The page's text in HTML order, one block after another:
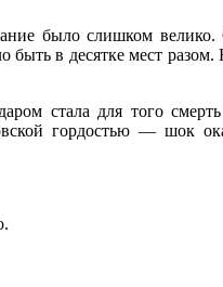
было слишком
быть в десятке мест разом.
стала для того
гордостью — шок